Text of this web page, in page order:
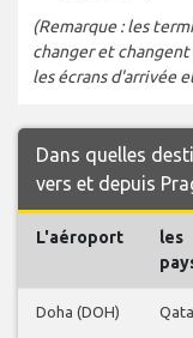
(Remarque : les
changer et
les écrans d'arrivée
Dans quelles
vers et depuis
L'aéroport
les
Doha (DOH)